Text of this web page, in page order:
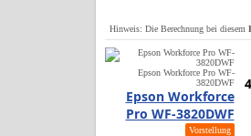
Hinweis: Die Berechnung bei diesem
Epson Workforce Pro WF-
3820DWF
Epson Workforce
Pro WF-3820DWF
Vorstellung